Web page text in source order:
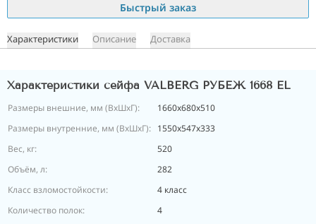
Быстрый заказ
Характеристики Описание Доставка
Характеристики сейфа VALBERG РУБЕЖ 1668 EL
Размеры внешние, мм (ВхШхГ):
1660x680x510
Размеры внутренние, мм (ВхШхГ): 1550x547x333
Вес, кг:
520
Объём, л:
282
Класс взломостойкости:
4 класс
Количество полок:
4